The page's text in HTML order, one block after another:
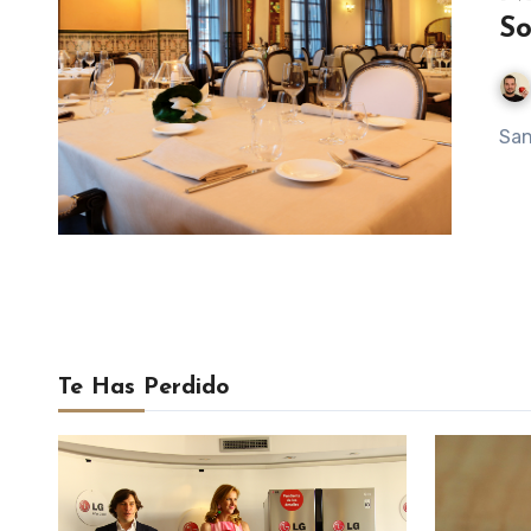
Te Has Perdido